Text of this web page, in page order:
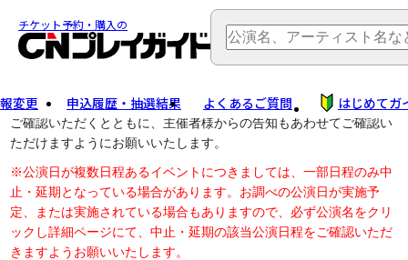
チケット予約・購入の
変更 申込履歴・抽選結果 よくあるご質問 はじめてガ
公演中止に伴う払戻し・延期等のご案内は、以下公演日リンクから
ご確認いただくとともに、主催者様からの告知もあわせてご確認い
ただけますようにお願いいたします。
※公演日が複数日程あるイベントにつきましては、一部日程のみ中
止・延期となっている場合があります。お調べの公演日が実施予
定、または実施されている場合もありますので、必ず公演名をクリ
ックし詳細ページにて、中止・延期の該当公演日程をご確認いただ
きますようお願いいたします。